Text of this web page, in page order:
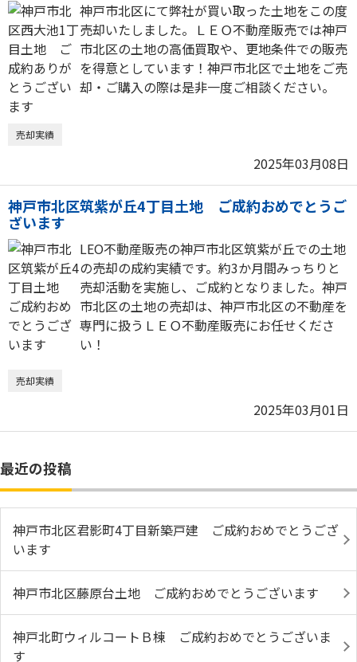
神戸市北区にて弊社が買い取った土地をこの度
売却いたしました。ＬＥＯ不動産販売では神戸
市北区の土地の高価買取や、更地条件での販売
を得意としています！神戸市北区で土地をご売
却・ご購入の際は是非一度ご相談ください。
売却実績
2025年03月08日
神戸市北区筑紫が丘4丁目土地 ご成約おめでとうご
ざいます
LEO不動産販売の神戸市北区筑紫が丘での土地
の売却の成約実績です。約3か月間みっちりと
売却活動を実施し、ご成約となりました。神戸
市北区の土地の売却は、神戸市北区の不動産を
専門に扱うＬＥＯ不動産販売にお任せくださ
い！
売却実績
2025年03月01日
最近の投稿
神戸市北区君影町4丁目新築戸建 ご成約おめでとうござ
います
神戸市北区藤原台土地 ご成約おめでとうございます
神戸北町ウィルコートＢ棟 ご成約おめでとうございま
す